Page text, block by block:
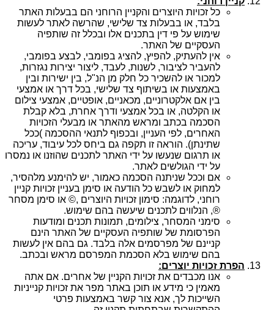
כל זכויות היוצרים והקניין הרוחני הם בבעלות האתר
בלבד, או בבעלות צד שלישי, שהרשה לאתר לעשות
שימוש על פי דין בתכנים אלו ובכלל זה שותפיה
העסקיים של האתר.
אין להעתיק, להפיץ, להציג בפומבי, לבצע בפומבי,
להעביר לציבור, לשנות, לעבד, ליצור יצירות נגזרות,
למכור או להשכיר כל חלק מן הנ"ל, בין ישירות ובין
באמצעות או בשיתוף צד שלישי, בכל דרך או אמצעי
בין אם אלקטרוניים, מכאניים, אופטיים, אמצעי צילום
או הקלטה, או בכל אמצעי ודרך אחרת, בלא קבלת
הסכמה בכתב ומראש מהאתר או מבעלי הזכויות
האחרים, לפי העניין, ובכפוף לתנאי ההסכמה )ככל
שתינתן). הוראה זו תקפה גם ביחס לכל עיבוד, עריכה
או תרגום שנעשו על ידי האתר לתכנים שהוזנו או נמסרו
על ידי הגולשים לאתר.
אם וככל שניתנה הסכמה כאמור, יש להימנע מלהסיר,
למחוק או לשבש כל הודעה או סימן בעניין זכויות קניין
רוחני, לדוגמה: סימון זכויות היוצרים ,© או סימן מסחר
®, הנלווים לתכנים שיעשה בהם שימוש.
סימני המסחר, צילומים, תמונות תכנים ומודעות
הפרסומת של שותפיה העסקיים של האתר הינם
קניינם של מפרסמים אלה בלבד. גם בהם אין לעשות
בהם שימוש בלא הסכמת המפרסם מראש ובכתב.
הפרת זכויות יוצרים:
אנו מכבדים את זכויות הקניין של אחרים. אם אתה
מאמין כי מידע או תוכן באתר מפר את זכויות קנייניות
השייכות לך, אנא צור קשר באמצעות פרטי